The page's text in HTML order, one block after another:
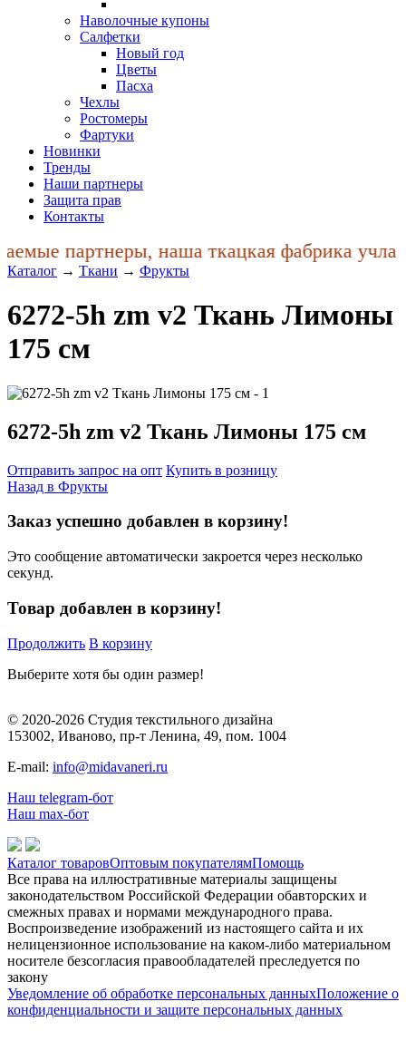
Наволочные купоны
Салфетки
Новый год
Цветы
Пасха
Чехлы
Ростомеры
Фартуки
Новинки
Тренды
Наши партнеры
Защита прав
Контакты
партнеры, наша ткацкая фабрика учла
Каталог → Ткани → Фрукты
6272-5h zm v2 Ткань Лимоны
175 см
6272-5h zm v2 Ткань Лимоны 175 см
Отправить запрос на опт Купить в розницу
Назад в Фрукты
Заказ успешно добавлен в корзину!
Это сообщение автоматически закроется через несколько
секунд.
Товар добавлен в корзину!
Продолжить В корзину
Выберите хотя бы один размер!
© 2020-2026 Студия текстильного дизайна
153002, Иваново, пр-т Ленина, 49, пом. 1004
E-mail: info@midavaneri.ru
Наш telegram-бот
Наш max-бот
Каталог товаровОптовым покупателямПомощь
Все права на иллюстративные материалы защищены
законодательством Российской Федерации обавторских и
смежных правах и нормами международного права.
Воспроизведение изображений из настоящего сайта и их
нелицензионное использование на каком-либо материальном
носителе безсогласия правообладателей преследуется по
закону
Уведомление об обработке персональных данныхПоложение о
конфиденциальности и защите персональных данных